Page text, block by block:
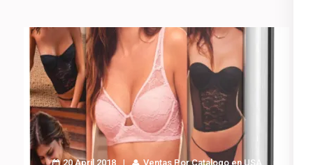
20 April 2018 Ventas Por Catalogo en USA